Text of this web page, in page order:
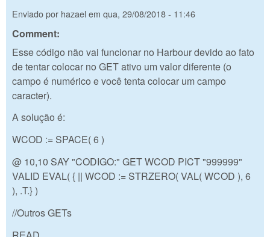
Enviado por hazaelem qua, 29/08/2018 - 11:46
Comment:
Esse código não vai funcionar no Harbour devido ao fato
de tentar colocar no GET ativo um valor diferente (o
campo é numérico e você tenta colocar um campo
caracter).
A solução é:
WCOD := SPACE( 6 )
@ 10,10 SAY "CODIGO:" GET WCOD PICT "999999"
VALID EVAL( { || WCOD := STRZERO( VAL( WCOD ), 6
), .T.} )
//Outros GETs